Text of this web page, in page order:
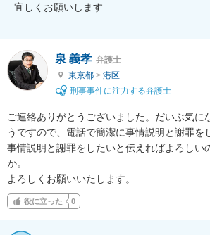
宜しくお願いします
泉 義孝 弁護士
東京都 > 港区
刑事事件に注力する弁護士
ご連絡ありがとうございました。だいぶ気に
うですので、電話で簡潔に事情説明と謝罪を
事情説明と謝罪をしたいと伝えればよろしい
か。
よろしくお願いいたします。
役に立った 0